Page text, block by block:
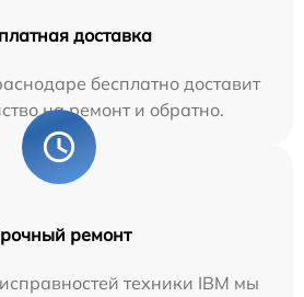
доставка
бесплатно доставит
на ремонт и обратно.
ремонт
техники IBM мы